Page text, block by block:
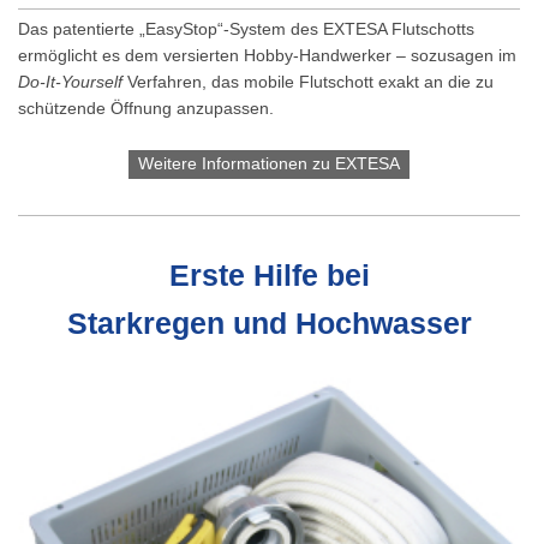
Das patentierte „EasyStop“-System des EXTESA Flutschotts
ermöglicht es dem versierten Hobby-Handwerker – sozusagen im
Do-It-YourselfVerfahren, das mobile Flutschott exakt an die zu
schützende Öffnung anzupassen.
Weitere Informationen zu EXTESA
Erste Hilfe bei
Starkregen und Hochwasser